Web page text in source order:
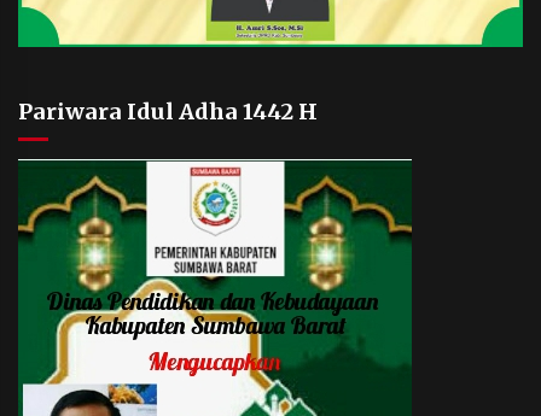
Pariwara Idul Adha 1442 H